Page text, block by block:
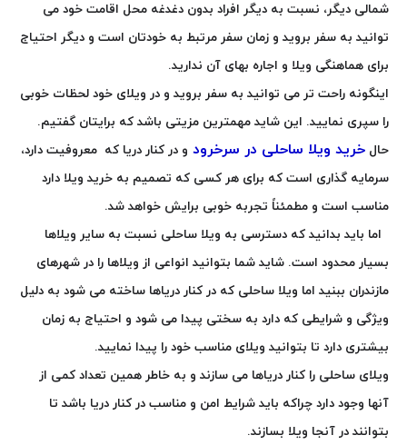
شمالی دیگر، نسبت به دیگر افراد بدون دغدغه محل اقامت خود می
توانید به سفر بروید و زمان سفر مرتبط به خودتان است و دیگر احتیاج
برای هماهنگی ویلا و اجاره بهای آن ندارید.
اینگونه راحت تر می توانید به سفر بروید و در ویلای خود لحظات خوبی
را سپری نمایید. این شاید مهمترین مزیتی باشد که برایتان گفتیم.
حال خرید ویلا ساحلی در سرخرود و در کنار دریا که معروفیت دارد،
سرمایه گذاری است که برای هر کسی که تصمیم به خرید ویلا دارد
مناسب است و مطمئناً تجربه خوبی برایش خواهد شد.
اما باید بدانید که دسترسی به ویلا ساحلی نسبت به سایر ویلاها
بسیار محدود است. شاید شما بتوانید انواعی از ویلاها را در شهرهای
مازندران ببنید اما ویلا ساحلی که در کنار دریاها ساخته می شود به دلیل
ویژگی و شرایطی که دارد به سختی پیدا می شود و احتیاج به زمان
بیشتری دارد تا بتوانید ویلای مناسب خود را پیدا نمایید.
ویلای ساحلی را کنار دریاها می سازند و به خاطر همین تعداد کمی از
آنها وجود دارد چراکه باید شرایط امن و مناسب در کنار دریا باشد تا
بتوانند در آنجا ویلا بسازند.